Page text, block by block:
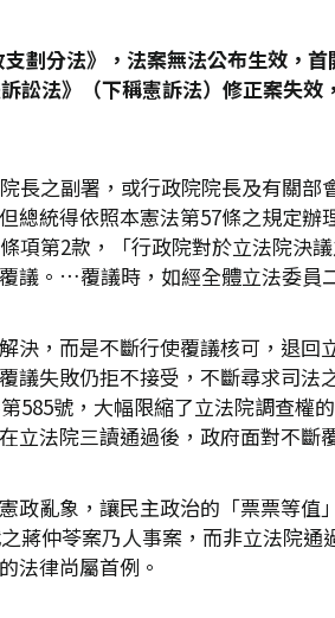
劃分法》，法案無法公布生效，
訟法》（下稱憲訴法）修正案失效
長之副署，或行政院院長及有關
統得依照本憲法第57條之規定
項第2款，「行政院對於立法院決
議。…覆議時，如經全體立法委員
，而是不斷行使覆議核可，退
失敗仍拒不接受，不斷尋求司
585號，大幅限縮了立法院調查權
法院三讀通過後，政府面對不
政亂象，讓民主政治的「票票等
蔣仲苓案乃人事案，而非立法院
法律尚屬首例。